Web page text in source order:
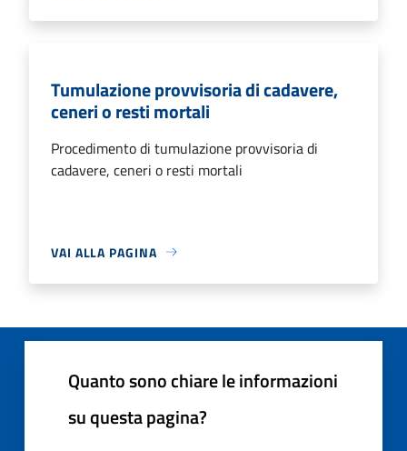
Tumulazione provvisoria di cadavere,
ceneri o resti mortali
Procedimento di tumulazione provvisoria di
cadavere, ceneri o resti mortali
VAI ALLA PAGINA
Quanto sono chiare le informazioni
su questa pagina?